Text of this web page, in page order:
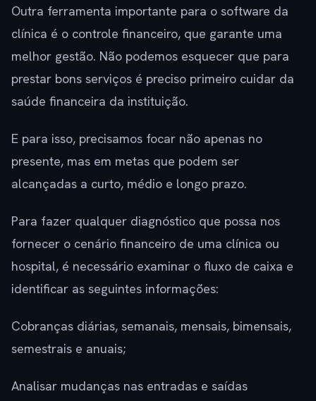
Outra ferramenta importante para o software da
clínica é o controle financeiro, que garante uma
melhor gestão. Não podemos esquecer que para
prestar bons serviços é preciso primeiro cuidar da
saúde financeira da instituição.
E para isso, precisamos focar não apenas no
presente, mas em metas que podem ser
alcançadas a curto, médio e longo prazo.
Para fazer qualquer diagnóstico que possa nos
fornecer o cenário financeiro de uma clínica ou
hospital, é necessário examinar o fluxo de caixa e
identificar as seguintes informações:
Cobranças diárias, semanais, mensais, bimensais,
semestrais e anuais;
Analisar mudanças nas entradas e saídas